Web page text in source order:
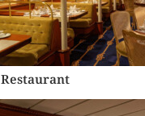
Restaurant